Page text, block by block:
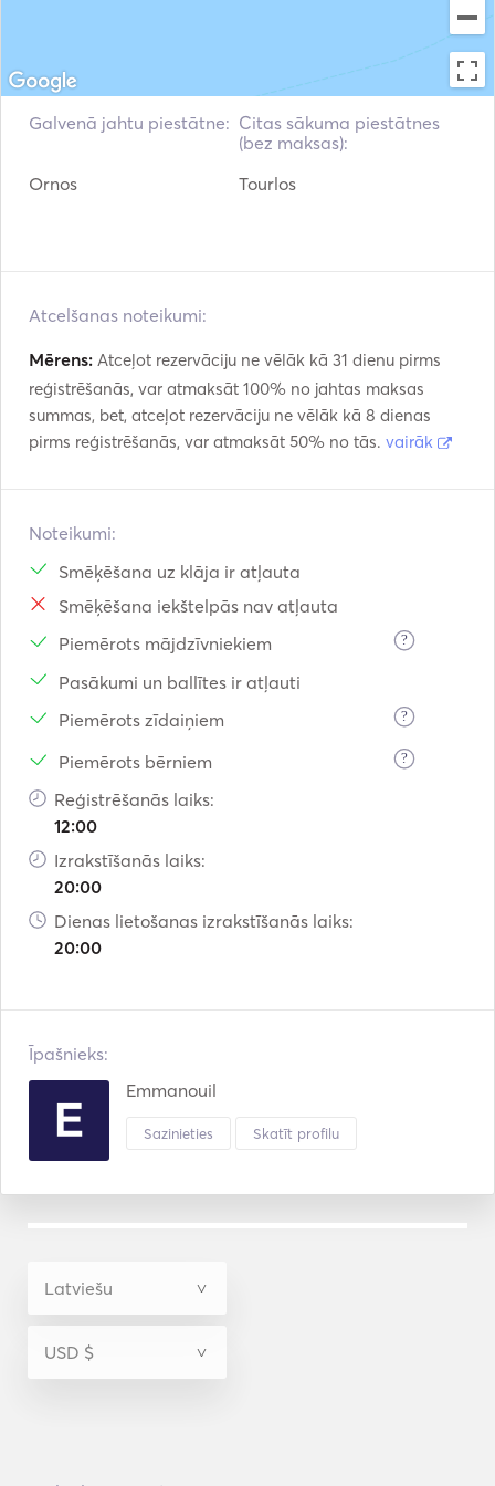
Galvenā jahtu piestātne:
Ornos
Citas sākuma piestātnes
(bez maksas):
Tourlos
Atcelšanas noteikumi:
Mērens: Atceļot rezervāciju ne vēlāk kā 31 dienu pirms
reģistrēšanās, var atmaksāt 100% no jahtas maksas
summas, bet, atceļot rezervāciju ne vēlāk kā 8 dienas
pirms reģistrēšanās, var atmaksāt 50% no tās. vairāk
Noteikumi:
Smēķēšana uz klāja ir atļauta
Smēķēšana iekštelpās nav atļauta
Piemērots mājdzīvniekiem
?
Pasākumi un ballītes ir atļauti
Piemērots zīdaiņiem
?
Piemērots bērniem ?
Reģistrēšanās laiks:
12:00
Izrakstīšanās laiks:
20:00
Dienas lietošanas izrakstīšanās laiks:
20:00
Īpašnieks:
Emmanouil
Sazinieties Skatīt profilu